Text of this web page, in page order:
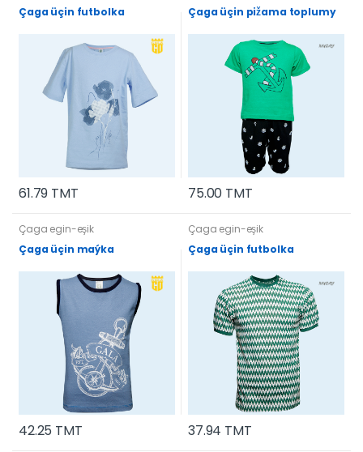
Çaga üçin futbolka
61.79 TMT
Çaga üçin pižama toplumy
75.00 TMT
Çaga egin-eşik
Çaga üçin maýka
42.25 TMT
Çaga egin-eşik
Çaga üçin futbolka
37.94 TMT